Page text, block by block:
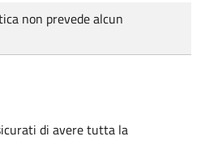
non prevede alcun
di avere tutta la